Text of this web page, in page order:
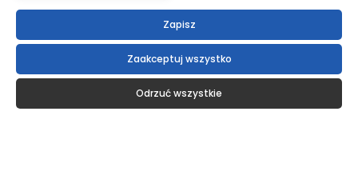
Zapisz
Zaakceptuj wszystko
Odrzuć wszystkie